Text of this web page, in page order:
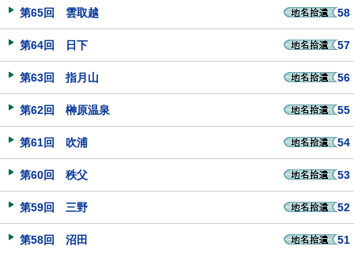
第65回 雲取越 58
第64回 日下 57
第63回 指月山 56
第62回 榊原温泉 55
第61回 吹浦 54
第60回 秩父 53
第59回 三野 52
第58回 沼田 51